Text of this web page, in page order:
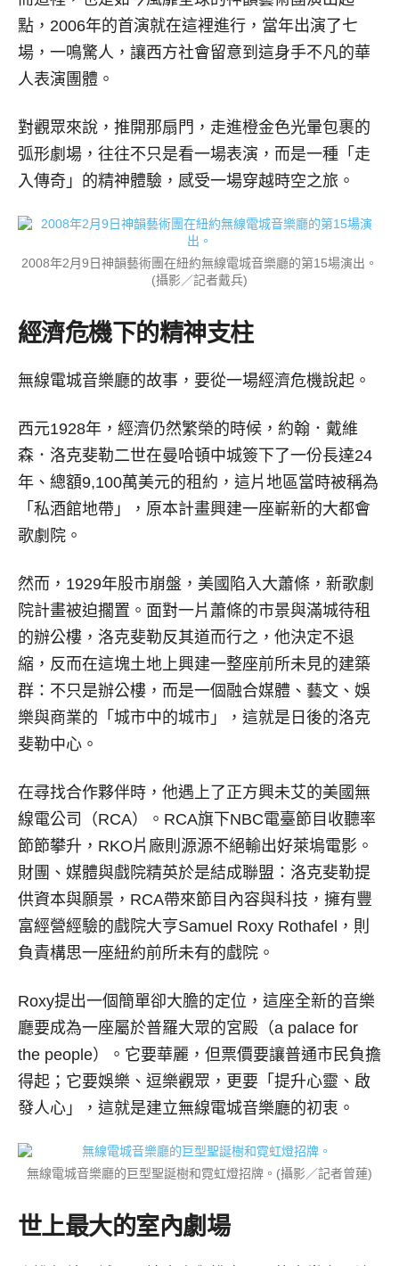
點，2006年的首演就在這裡進行，當年出演了七
場，一鳴驚人，讓西方社會留意到這身手不凡的華
人表演團體。
對觀眾來說，推開那扇門，走進橙金色光暈包裹的
弧形劇場，往往不只是看一場表演，而是一種「走
入傳奇」的精神體驗，感受一場穿越時空之旅。
2008年2月9日神韻藝術團在紐約無線電城音樂廳的第15場演出。
(攝影／記者戴兵)
經濟危機下的精神支柱
無線電城音樂廳的故事，要從一場經濟危機說起。
西元1928年，經濟仍然繁榮的時候，約翰．戴維
森．洛克斐勒二世在曼哈頓中城簽下了一份長達24
年、總額9,100萬美元的租約，這片地區當時被稱為
「私酒館地帶」，原本計畫興建一座嶄新的大都會
歌劇院。
然而，1929年股市崩盤，美國陷入大蕭條，新歌劇
院計畫被迫擱置。面對一片蕭條的市景與滿城待租
的辦公樓，洛克斐勒反其道而行之，他決定不退
縮，反而在這塊土地上興建一整座前所未見的建築
群：不只是辦公樓，而是一個融合媒體、藝文、娛
樂與商業的「城市中的城市」，這就是日後的洛克
斐勒中心。
在尋找合作夥伴時，他遇上了正方興未艾的美國無
線電公司（RCA）。RCA旗下NBC電臺節目收聽率
節節攀升，RKO片廠則源源不絕輸出好萊塢電影。
財團、媒體與戲院精英於是結成聯盟：洛克斐勒提
供資本與願景，RCA帶來節目內容與科技，擁有豐
富經營經驗的戲院大亨Samuel Roxy Rothafel，則
負責構思一座紐約前所未有的戲院。
Roxy提出一個簡單卻大膽的定位，這座全新的音樂
廳要成為一座屬於普羅大眾的宮殿（a palace for
the people）。它要華麗，但票價要讓普通市民負擔
得起；它要娛樂、逗樂觀眾，更要「提升心靈、啟
發人心」，這就是建立無線電城音樂廳的初衷。
無線電城音樂廳的巨型聖誕樹和霓虹燈招牌。(攝影／記者曾蓮)
世上最大的室內劇場